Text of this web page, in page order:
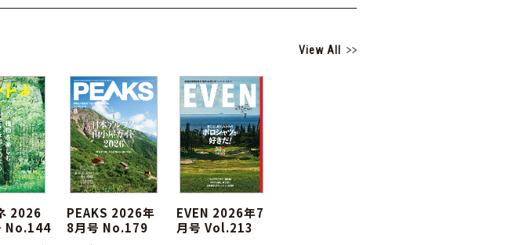
View All
2026
No.144
PEAKS 2026年
8月号 No.179
EVEN 2026年7
月号 Vol.213